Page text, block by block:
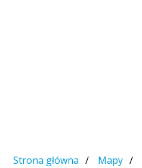
Strona główna Mapy